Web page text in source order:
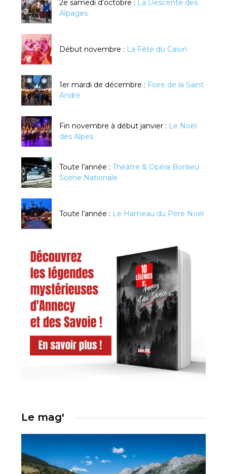
2e samedi d’octobre : La Descente des
Alpages
Début novembre : La Fête du Caïon
1er mardi de décembre : Foire de la Saint
André
Fin novembre à début janvier : Le Noël
des Alpes
Toute l’année : Théâtre & Opéra Bonlieu
Scène Nationale
Toute l’année : Le Hameau du Père Noël
Le mag'